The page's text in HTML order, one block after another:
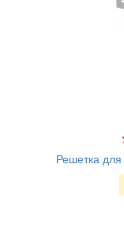
Решетка